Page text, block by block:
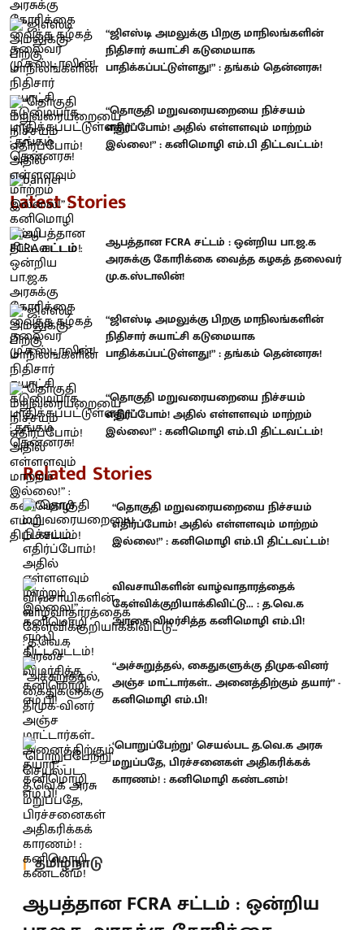
“ஜிஎஸ்டி அமலுக்கு பிறகு மாநிலங்களின்
நிதிசார் சுயாட்சி கடுமையாக
பாதிக்கப்பட்டுள்ளது!” : தங்கம் தென்னரசு!
“தொகுதி மறுவரையறையை நிச்சயம்
எதிர்ப்போம்! அதில் எள்ளளவும் மாற்றம்
இல்லை!” : கனிமொழி எம்.பி திட்டவட்டம்!
Latest Stories
ஆபத்தான FCRA சட்டம் : ஒன்றிய பா.ஜ.க
அரசுக்கு கோரிக்கை வைத்த கழகத் தலைவர்
மு.க.ஸ்டாலின்!
“ஜிஎஸ்டி அமலுக்கு பிறகு மாநிலங்களின்
நிதிசார் சுயாட்சி கடுமையாக
பாதிக்கப்பட்டுள்ளது!” : தங்கம் தென்னரசு!
“தொகுதி மறுவரையறையை நிச்சயம்
எதிர்ப்போம்! அதில் எள்ளளவும் மாற்றம்
இல்லை!” : கனிமொழி எம்.பி திட்டவட்டம்!
Related Stories
“தொகுதி மறுவரையறையை நிச்சயம்
எதிர்ப்போம்! அதில் எள்ளளவும் மாற்றம்
இல்லை!” : கனிமொழி எம்.பி திட்டவட்டம்!
விவசாயிகளின் வாழ்வாதாரத்தைக்
கேள்விக்குறியாக்கிவிட்டு... : த.வெ.க
அரசை விமர்சித்த கனிமொழி எம்.பி!
“அச்சுறுத்தல், கைதுகளுக்கு திமுக-வினர்
அஞ்ச மாட்டார்கள்.. அனைத்திற்கும் தயார்” -
கனிமொழி எம்.பி!
‘பொறுப்பேற்று’ செயல்பட த.வெ.க அரசு
மறுப்பதே, பிரச்சனைகள் அதிகரிக்கக்
காரணம்! : கனிமொழி கண்டனம்!
தமிழ்நாடு
ஆபத்தான FCRA சட்டம் : ஒன்றிய